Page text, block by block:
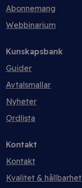
Abonnemang
Webbinarium
Kunskapsbank
Guider
Avtalsmallar
Nyheter
Ordlista
Kontakt
Kontakt
Kvalitet & hållbarhet